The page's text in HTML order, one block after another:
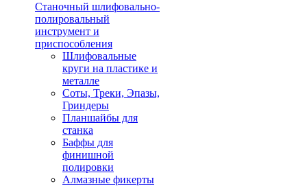
Станочный шлифовально-
полировальный
инструмент и
приспособления
Шлифовальные
круги на пластике и
металле
Соты, Треки, Эпазы,
Гриндеры
Планшайбы для
станка
Баффы для
финишной
полировки
Алмазные фикерты